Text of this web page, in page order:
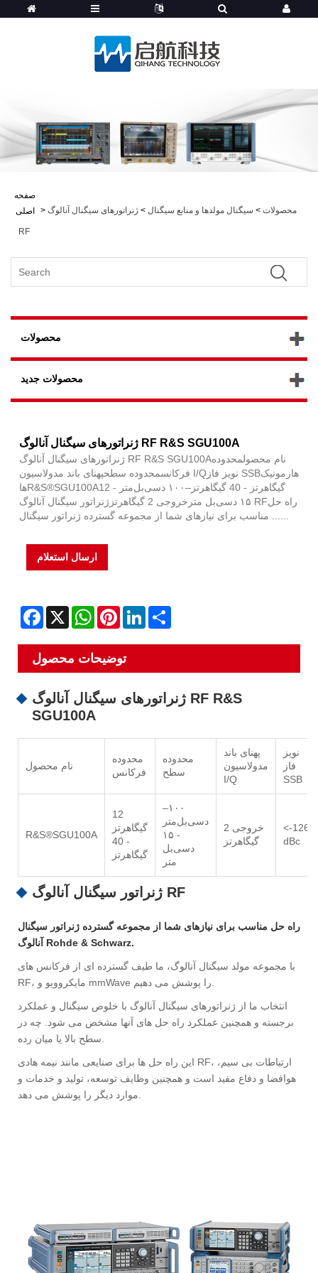
صفحه
اصلی
> محصولات > سیگنال مولدها و منابع سیگنال > ژنراتورهای سیگنال آنالوگ
RF
محصولات
محصولات جدید
ژنراتورهای سیگنال آنالوگ RF R&S SGU100A
ژنراتورهای سیگنال آنالوگ RF R&S SGU100Aنام محصولمحدوده
فرکانسمحدوده سطحپهنای باند مدولاسیون I/Qنویز فاز SSBهارمونیک
هاR&S®SGU100A12 گیگاهرتز - 40 گیگاهرتز–۱۰۰ دسی‌بل‌متر -
۱۵ دسی‌بل مترخروجی 2 گیگاهرتزژنراتور سیگنال آنالوگ RFراه حل
مناسب برای نیازهای شما از مجموعه گسترده ژنراتور سیگنال ......
ارسال استعلام
Facebook
X WhatsAppPinterestLinkedIn
توضیحات محصول
ژنراتورهای سیگنال آنالوگ RF R&S
SGU100A
نام محصول
محدوده
فرکانس
محدوده
سطح
پهنای باند
مدولاسیون
I/Q
نویز
فاز
SSB
R&S®SGU100A
12
گیگاهرتز
- 40
گیگاهرتز
–۱۰۰
دسی‌بل‌متر
- ۱۵
دسی‌بل
متر
خروجی 2
گیگاهرتز
<-126
dBc
ژنراتور سیگنال آنالوگ RF
راه حل مناسب برای نیازهای شما از مجموعه گسترده ژنراتور سیگنال
آنالوگ Rohde & Schwarz.
با مجموعه مولد سیگنال آنالوگ، ما طیف گسترده ای از فرکانس های
RF، مایکروویو و mmWave را پوشش می دهیم.
انتخاب ما از ژنراتورهای سیگنال آنالوگ با خلوص سیگنال و عملکرد
برجسته و همچنین عملکرد راه حل های آنها مشخص می شود. چه در
سطح بالا یا میان رده.
این راه حل ها برای صنایعی مانند نیمه هادی RF، ارتباطات بی سیم،
هوافضا و دفاع مفید است و همچنین وظایف توسعه، تولید و خدمات و
موارد دیگر را پوشش می دهد.